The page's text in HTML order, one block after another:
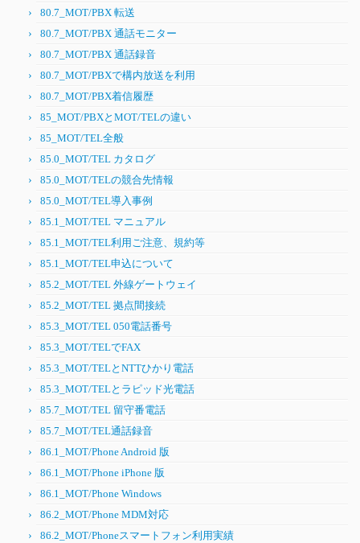
80.7_MOT/PBX 転送
80.7_MOT/PBX 通話モニター
80.7_MOT/PBX 通話録音
80.7_MOT/PBXで構内放送を利用
80.7_MOT/PBX着信履歴
85_MOT/PBXとMOT/TELの違い
85_MOT/TEL全般
85.0_MOT/TEL カタログ
85.0_MOT/TELの競合先情報
85.0_MOT/TEL導入事例
85.1_MOT/TEL マニュアル
85.1_MOT/TEL利用ご注意、規約等
85.1_MOT/TEL申込について
85.2_MOT/TEL 外線ゲートウェイ
85.2_MOT/TEL 拠点間接続
85.3_MOT/TEL 050電話番号
85.3_MOT/TELでFAX
85.3_MOT/TELとNTTひかり電話
85.3_MOT/TELとラピッド光電話
85.7_MOT/TEL 留守番電話
85.7_MOT/TEL通話録音
86.1_MOT/Phone Android 版
86.1_MOT/Phone iPhone 版
86.1_MOT/Phone Windows
86.2_MOT/Phone MDM対応
86.2_MOT/Phoneスマートフォン利用実績